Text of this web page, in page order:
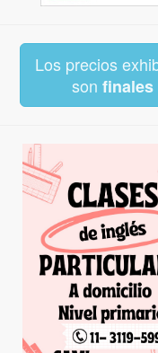
Los precios
son finales